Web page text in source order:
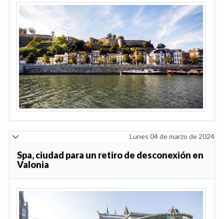
Lunes 04 de marzo de 2024
Spa, ciudad para un retiro de desconexión en
Valonia